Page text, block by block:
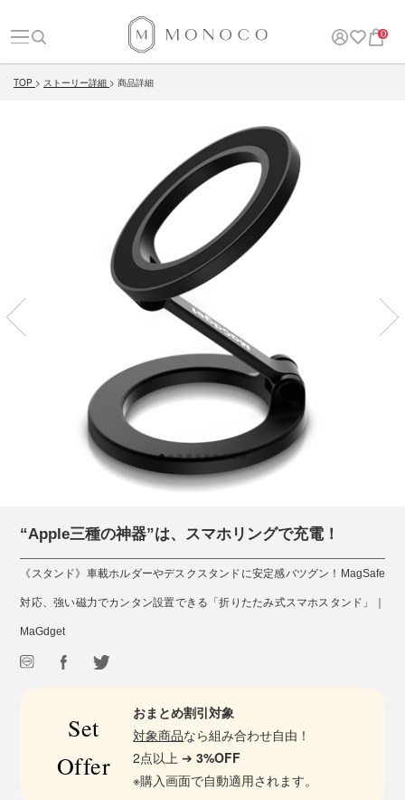
0
TOP ストーリー詳細 商品詳細
“Apple三種の神器”は、スマホリングで充電！
《スタンド》車載ホルダーやデスクスタンドに安定感バツグン！MagSafe
対応、強い磁力でカンタン設置できる「折りたたみ式スマホスタンド」｜
MaGdget
Set
Offer
おまとめ割引対象
対象商品なら組み合わせ自由！
2点以上 ➔3%OFF
※購入画面で自動適用されます。